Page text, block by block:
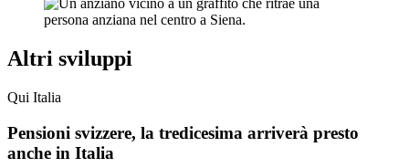
Altri sviluppi
Qui Italia
Pensioni svizzere, la tredicesima arriverà presto
anche in Italia